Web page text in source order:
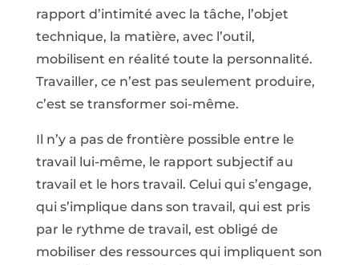
rapport d’intimité avec la tâche, l’objet
technique, la matière, avec l’outil,
mobilisent en réalité toute la personnalité.
Travailler, ce n’est pas seulement produire,
c’est se transformer soi-même.
Il n’y a pas de frontière possible entre le
travail lui-même, le rapport subjectif au
travail et le hors travail. Celui qui s’engage,
qui s’implique dans son travail, qui est pris
par le rythme de travail, est obligé de
mobiliser des ressources qui impliquent son